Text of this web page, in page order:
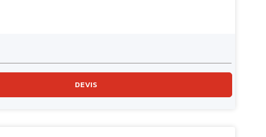
DEVIS